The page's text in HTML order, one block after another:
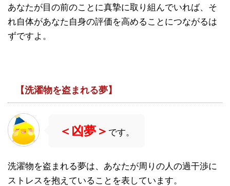
あなたが目の前のことに真摯に取り組んでいれば、そ
れ自体があなた自身の評価を高めることにつながるは
ずですよ。
【洗濯物を盗まれる夢】
＜凶夢＞ です。
洗濯物を盗まれる夢は、あなたが周りの人の過干渉に
ストレスを抱えていることを表しています。